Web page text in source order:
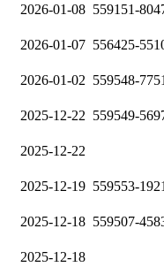
2026-01-08 559151-
2026-01-07 556425-
2026-01-02 559548-
2025-12-22 559549-
2025-12-22
2025-12-19 559553-
2025-12-18 559507-
2025-12-18